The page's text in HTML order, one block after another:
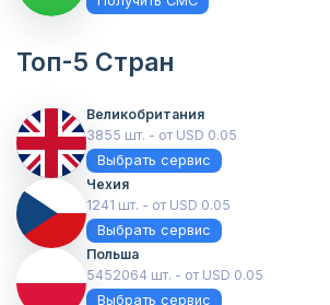
Топ-5 Стран
Великобритания
3855 шт. - от USD 0.05
Выбрать сервис
Чехия
1241 шт. - от USD 0.05
Выбрать сервис
Польша
5452064 шт. - от USD 0.05
Выбрать сервис